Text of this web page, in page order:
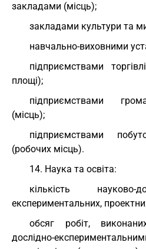
закладами (місць);
закладами культури та
навчально-виховними
підприємствами
площі);
підприємствами
(місць);
підприємствами
(робочих місць).
14. Наука та освіта:
кількість науково-
експериментальних,
обсяг робіт,
дослідно-